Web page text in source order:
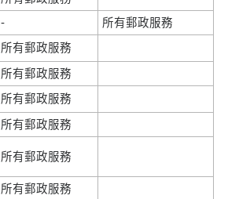
-
所有郵政服務
所有郵政服務
所有郵政服務
所有郵政服務
所有郵政服務
所有郵政服務
所有郵政服務